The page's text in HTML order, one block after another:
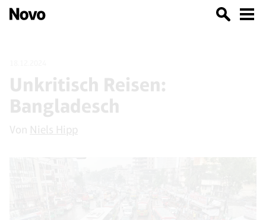
Unkritisch Reisen:
Bangladesch
Von Niels Hipp